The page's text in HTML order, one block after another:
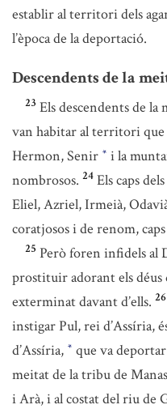
establir al territori dels
l’època de la deportació.
Descendents de la
23 Els descendents de la
van habitar al territori que
Hermon, Senir * i la
nombrosos. 24 Els caps
Eliel, Azriel, Irmeià,
coratjosos i de renom,
25 Però foren infidels al
prostituir adorant els déus
exterminat davant d’ells. 26
instigar Pul, rei d’Assíria,
d’Assíria, * que va
meitat de la tribu de
i Arà, i al costat del riu de